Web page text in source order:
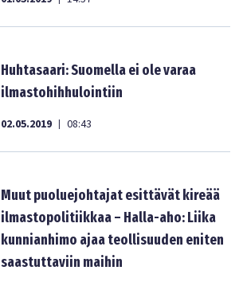
Huhtasaari: Suomella ei ole varaa
ilmastohihhulointiin
02.05.2019 | 08:43
Muut puoluejohtajat esittävät kireää
ilmastopolitiikkaa – Halla-aho: Liika
kunnianhimo ajaa teollisuuden eniten
saastuttaviin maihin